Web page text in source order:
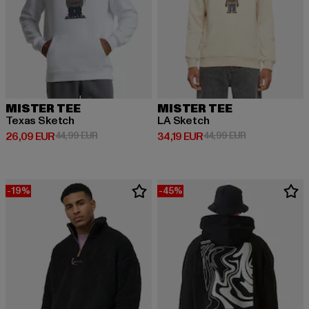
MISTER TEE
Texas Sketch
26,09 EUR
Derzeitiger Preis: 26,09 EUR
44,99 EURAktionspreis: 44,99 EUR
MISTER TEE
LA Sketch
34,19 EUR
Derzeitiger Preis: 34,19 EUR
44,99 EURAktionspreis:
-19% -45%